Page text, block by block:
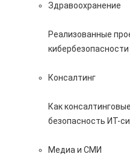
Здравоохранение
Реализованные
Консалтинг
Как
безопасность ИТ-
Медиа и СМИ